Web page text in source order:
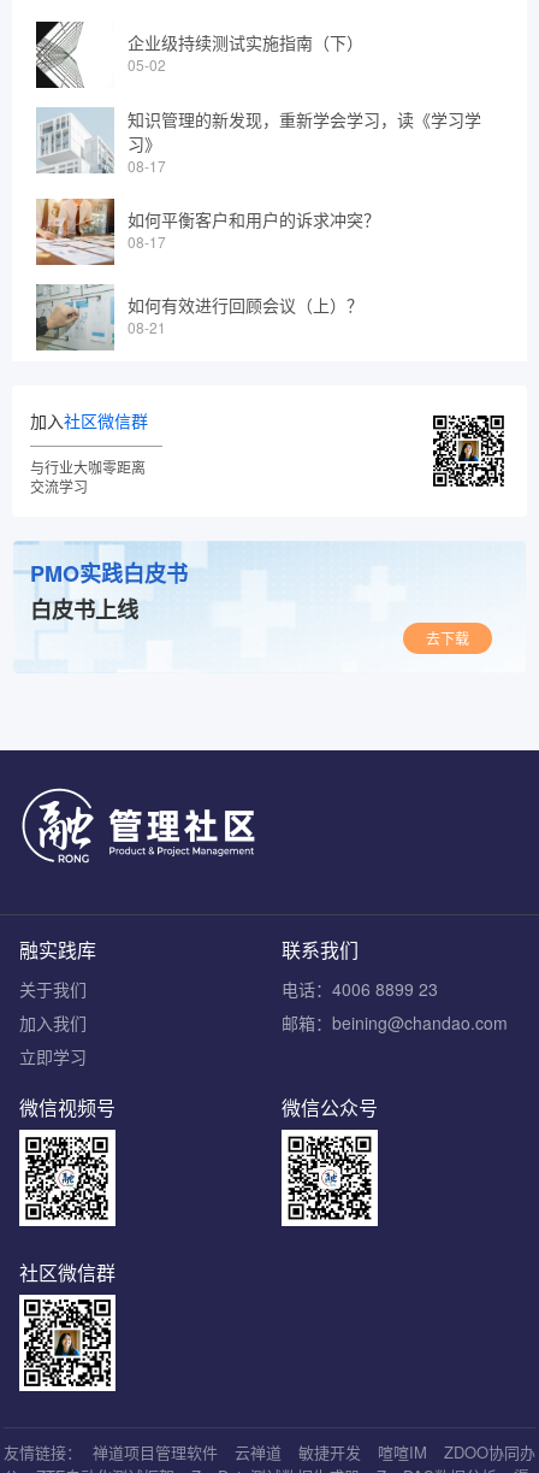
企业级持续测试实施指南（下）
05-02
知识管理的新发现，重新学会学习，读《学习学
习》
08-17
如何平衡客户和用户的诉求冲突？
08-17
如何有效进行回顾会议（上）？
08-21
加入社区微信群
与行业大咖零距离
交流学习
PMO实践白皮书
白皮书上线
去下载
联系我们
电话：4006 8899 23
邮箱：beining@chandao.com
融实践库
关于我们
加入我们
立即学习
微信公众号
微信视频号
社区微信群
友情链接： 禅道项目管理软件 云禅道 敏捷开发 喧喧IM
ZDOO协同办